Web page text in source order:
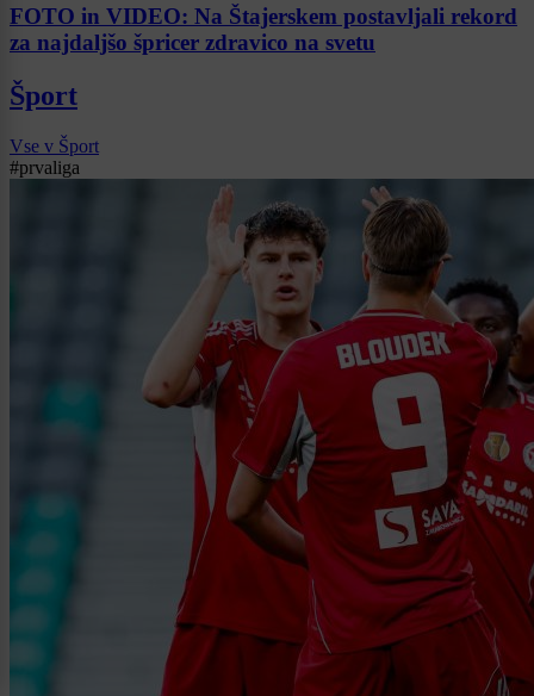
FOTO in VIDEO: Na Štajerskem postavljali rekord
za najdaljšo špricer zdravico na svetu
Šport
Vse v Šport
#prvaliga